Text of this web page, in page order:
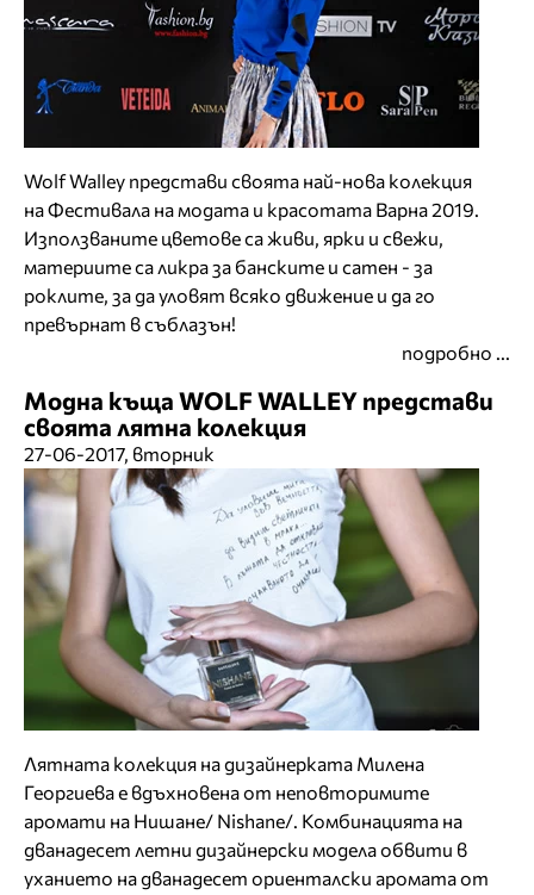
Wolf Walley представи своята най-нова колекция
на Фестивала на модата и красотата Варна 2019.
Използваните цветове са живи, ярки и свежи,
материите са ликра за банските и сатен - за
роклите, за да уловят всяко движение и да го
превърнат в съблазън!
подробно ...
Модна къща WOLF WALLEY представи
своята лятна колекция
27-06-2017, вторник
Лятната колекция на дизайнерката Милена
Георгиева е вдъхновена от неповторимите
аромати на Нишане/ Nishane/. Комбинацията на
дванадесет летни дизайнерски модела обвити в
уханието на дванадесет ориенталски аромата от